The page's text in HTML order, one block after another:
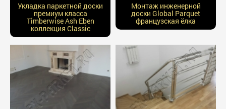
Укладка паркетной доски
премиум класса
Timberwise Ash Eben
коллекция Classic
Монтаж инженерной
доски Global Parquet
французская ёлка